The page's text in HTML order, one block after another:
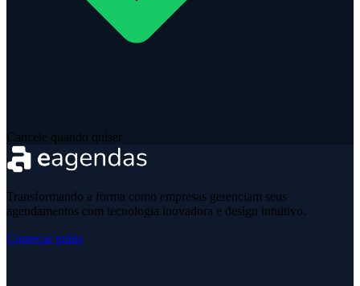
Cancele quando quiser
Transformando a forma como empresas gerenciam seus
agendamentos com tecnologia inovadora e design intuitivo.
Começar grátis